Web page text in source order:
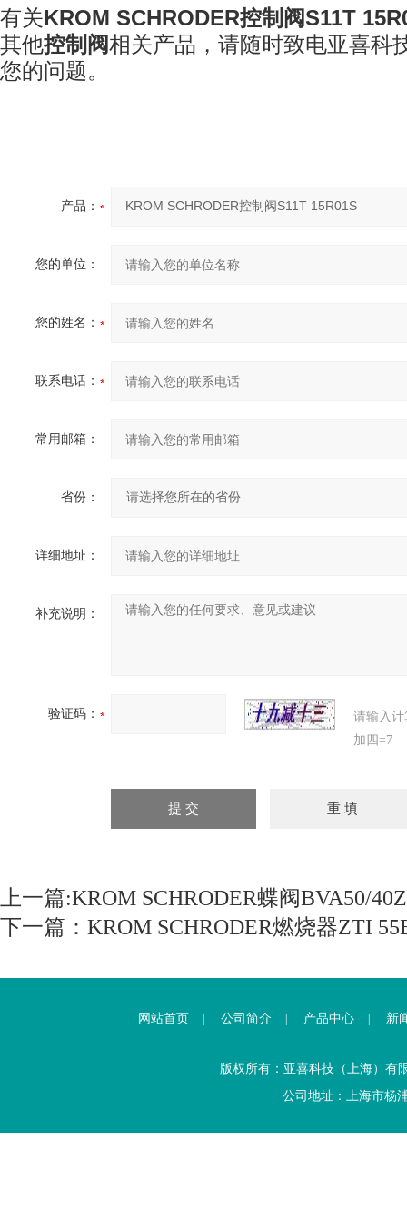
有关KROM SCHRODER控制阀S11T
其他控制阀相关产品，请随时致电亚喜科
您的问题。
产品：
您的单位：
您的姓名：
联系电话：
常用邮箱：
省份：
详细地址：
补充说明：
验证码：
请输入
加四=7
上一篇:KROM SCHRODER蝶阀BVA50/
下一篇： KROM SCHRODER燃烧器ZTI
网站首页 公司简介 产品中心 新
版权所有：亚喜科技（上海）
公司地址：上海市杨